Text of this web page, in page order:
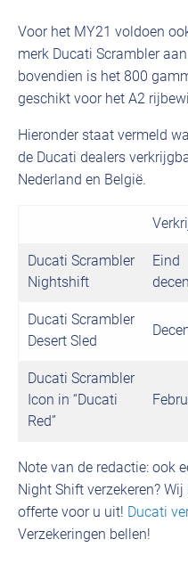
Voor het MY21 voldoen
merk Ducati Scrambler
bovendien is het 800
geschikt voor het A2
Hieronder staat vermeld
de Ducati dealers
Nederland en België.
Ducati Scrambler
Nightshift
Eind
Ducati Scrambler
Desert Sled
Ducati Scrambler
Icon in “Ducati
Red”
Note van de redactie: ook
Night Shift verzekeren?
offerte voor u uit! Ducati
Verzekeringen bellen!